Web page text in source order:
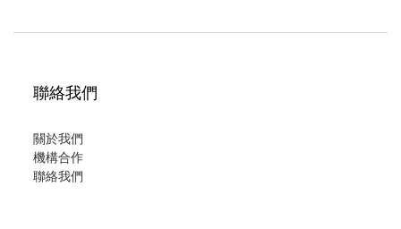
聯絡我們
關於我們
機構合作
聯絡我們